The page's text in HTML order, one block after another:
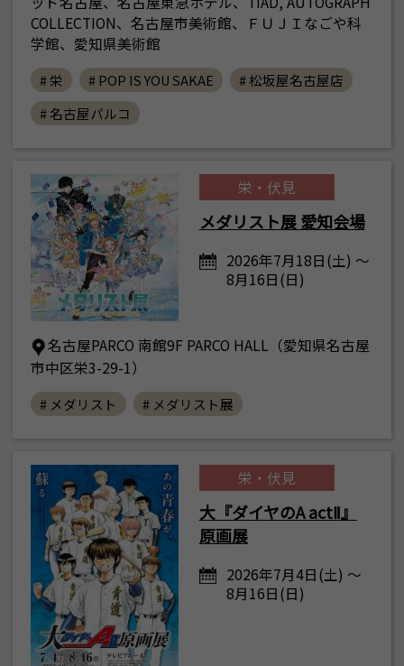
COLLECTION、名古屋市美術館、ＦＵＪＩなごや科
学館、愛知県美術館
# 栄 # POP IS YOU SAKAE
# 松坂屋名古屋店
# 名古屋パルコ
栄・伏見
メダリスト展 愛知会場
2026年7月18日(土) ～
8月16日(日)
名古屋PARCO 南館9F PARCO HALL（愛知県名古屋
市中区栄3-29-1）
# メダリスト # メダリスト展
栄・伏見
大『ダイヤのA actⅡ』
原画展
2026年7月4日(土) ～
8月16日(日)